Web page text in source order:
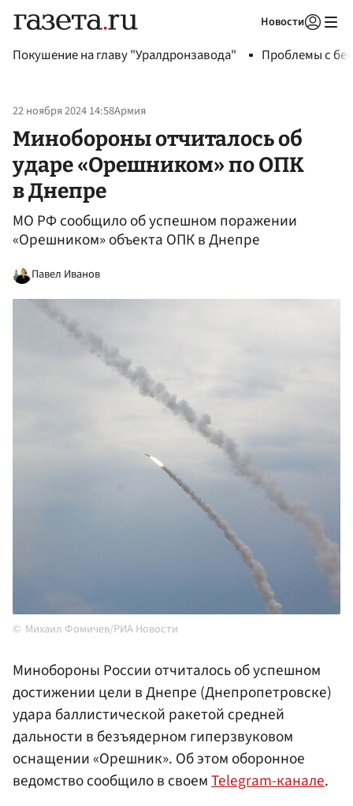
Новости
Покушение на главу "Уралдронзавода" Проблемы с
22 ноября 2024 14:58Армия
Минобороны отчиталось об
ударе «Орешником» по ОПК
в Днепре
МО РФ сообщило об успешном поражении
«Орешником» объекта ОПК в Днепре
Павел Иванов
Михаил Фомичев/РИА Новости
Минобороны России отчиталось об успешном
достижении цели в Днепре (Днепропетровске)
удара баллистической ракетой средней
дальности в безъядерном гиперзвуковом
оснащении «Орешник». Об этом оборонное
ведомство сообщило в своемTelegram-канале.